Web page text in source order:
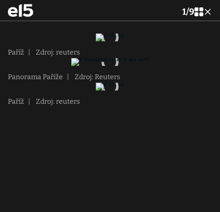
1/9
Paříž Zdroj: reuters
Panorama Paříže Zdroj: Reuters
Paříž Zdroj: reuters